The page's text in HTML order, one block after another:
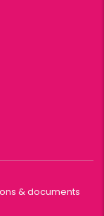
& documents